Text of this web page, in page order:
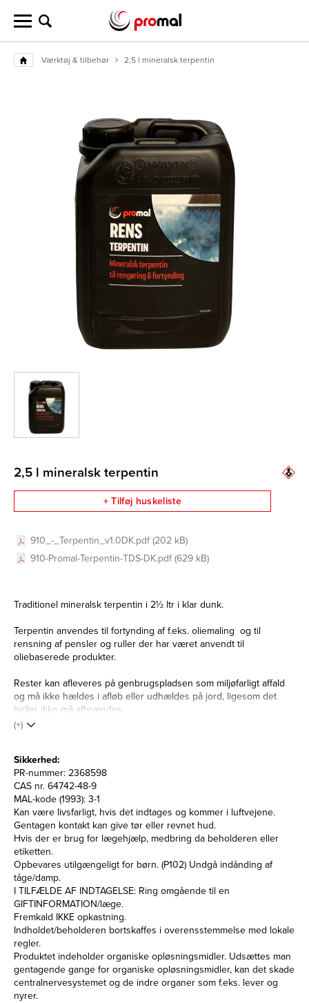
Værktøj & tilbehør 2,5 l mineralsk terpentin
2,5 l mineralsk terpentin
+ Tilføj huskeliste
910_-_Terpentin_v1.0DK.pdf (202 kB)
910-Promal-Terpentin-TDS-DK.pdf (629 kB)
Traditionel mineralsk terpentin i 2½ ltr i klar dunk.
Terpentin anvendes til fortynding af f.eks. oliemaling og til
rensning af pensler og ruller der har været anvendt til
oliebaserede produkter.
Rester kan afleveres på genbrugspladsen som miljøfarligt affald
og må ikke hældes i afløb eller udhældes på jord, ligesom det
heller ikke må afbrændes.
(+)
Sikkerhed:
PR-nummer: 2368598
CAS nr. 64742-48-9
MAL-kode (1993): 3-1
Kan være livsfarligt, hvis det indtages og kommer i luftvejene.
Gentagen kontakt kan give tør eller revnet hud.
Hvis der er brug for lægehjælp, medbring da beholderen eller
etiketten.
Opbevares utilgængeligt for børn. (P102) Undgå indånding af
tåge/damp.
I TILFÆLDE AF INDTAGELSE: Ring omgående til en
GIFTINFORMATION/læge.
Fremkald IKKE opkastning.
Indholdet/beholderen bortskaffes i overensstemmelse med lokale
regler.
Produktet indeholder organiske opløsningsmidler. Udsættes man
gentagende gange for organiske opløsningsmidler, kan det skade
centralnervesystemet og de indre organer som f.eks. lever og
nyrer.